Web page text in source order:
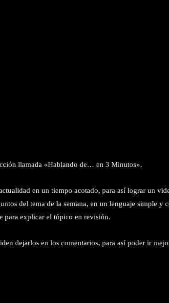
llamada «Hablando de… en 3 Minutos».
en un tiempo acotado, para así lograr un
del tema de la semana, en un lenguaje simple y
para explicar el tópico en revisión.
dejarlos en los comentarios, para así poder ir